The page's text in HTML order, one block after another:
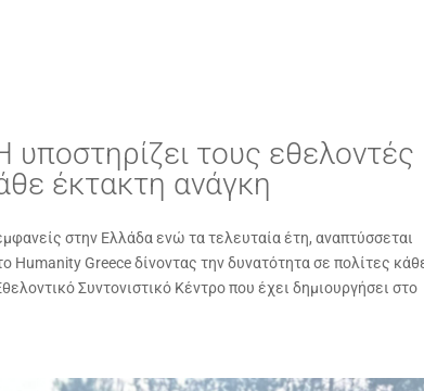
τους εθελοντές
έκτακτη ανάγκη
στην Ελλάδα ενώ τα τελευταία έτη, αναπτύσσεται
Humanity Greece δίνοντας την δυνατότητα σε πολίτες
Συντονιστικό Κέντρο που έχει δημιουργήσει στο